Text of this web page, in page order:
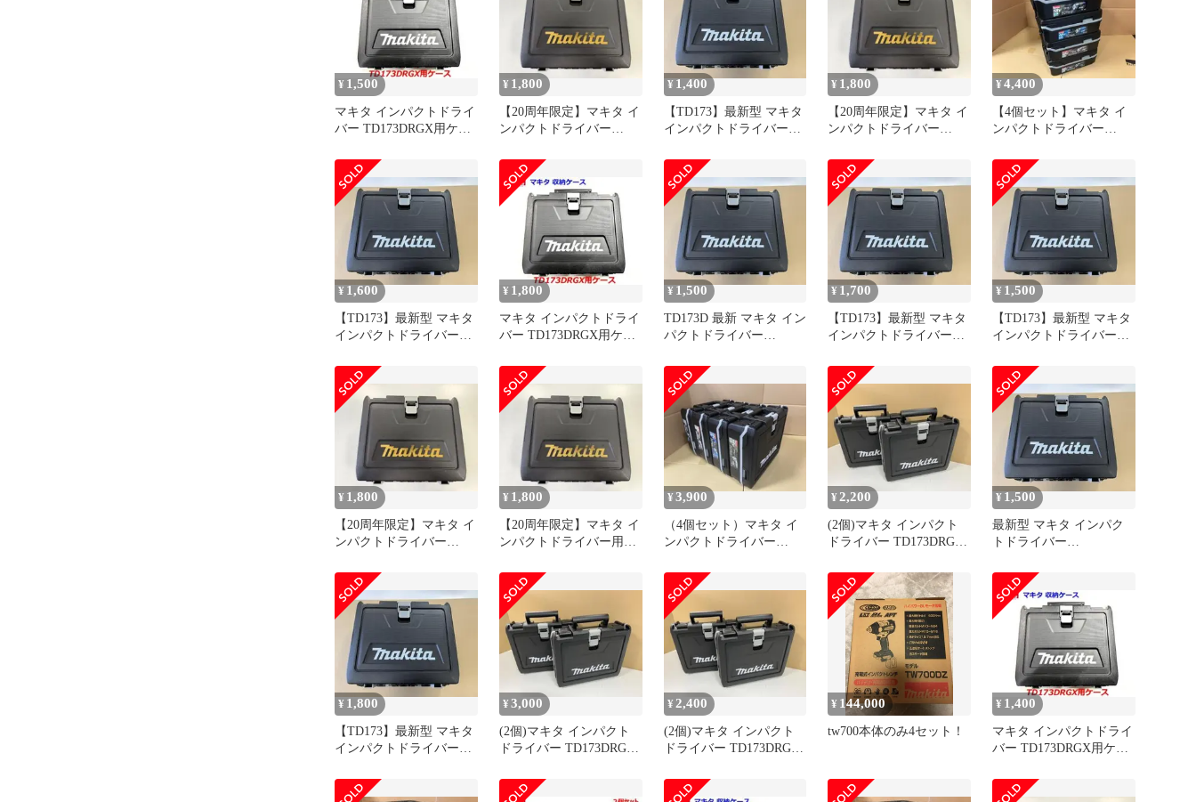
¥ 1,500
マキタ インパクトドライ
バー TD173DRGX用ケー
¥ 1,800
【20周年限定】マキタ イ
ンパクトドライバー
¥ 1,400
【TD173】最新型 マキタ
インパクトドライバー
¥ 1,800
【20周年限定】マキタ イ
ンパクトドライバー
¥4,400
【4個セット】マキタ イ
ンパクトドライバー
¥ 1,600
【TD173】最新型 マキタ
インパクトドライバー
¥ 1,800
マキタ インパクトドライ
バー TD173DRGX用ケー
¥ 1,500
TD173D 最新 マキタ イン
パクトドライバー
¥ 1,700
【TD173】最新型 マキタ
インパクトドライバー
¥ 1,500
【TD173】最新型 マキタ
インパクトドライバー
¥ 1,800
【20周年限定】マキタ イ
ンパクトドライバー
¥ 1,800
【20周年限定】マキタ イ
ンパクトドライバー用
¥3,900
（4個セット）マキタ イ
ンパクトドライバー
¥2,200
(2個)マキタ インパクト
ドライバー TD173DRGX
¥1,500
最新型 マキタ インパク
トドライバー
¥ 1,800
【TD173】最新型 マキタ
インパクトドライバー
¥3,000
(2個)マキタ インパクト
ドライバー TD173DRGX
¥ 2,400
(2個)マキタ インパクト
ドライバー TD173DRGX
¥ 144,000
tw700本体のみ4セット！
¥ 1,400
マキタ インパクトドライ
バー TD173DRGX用ケー